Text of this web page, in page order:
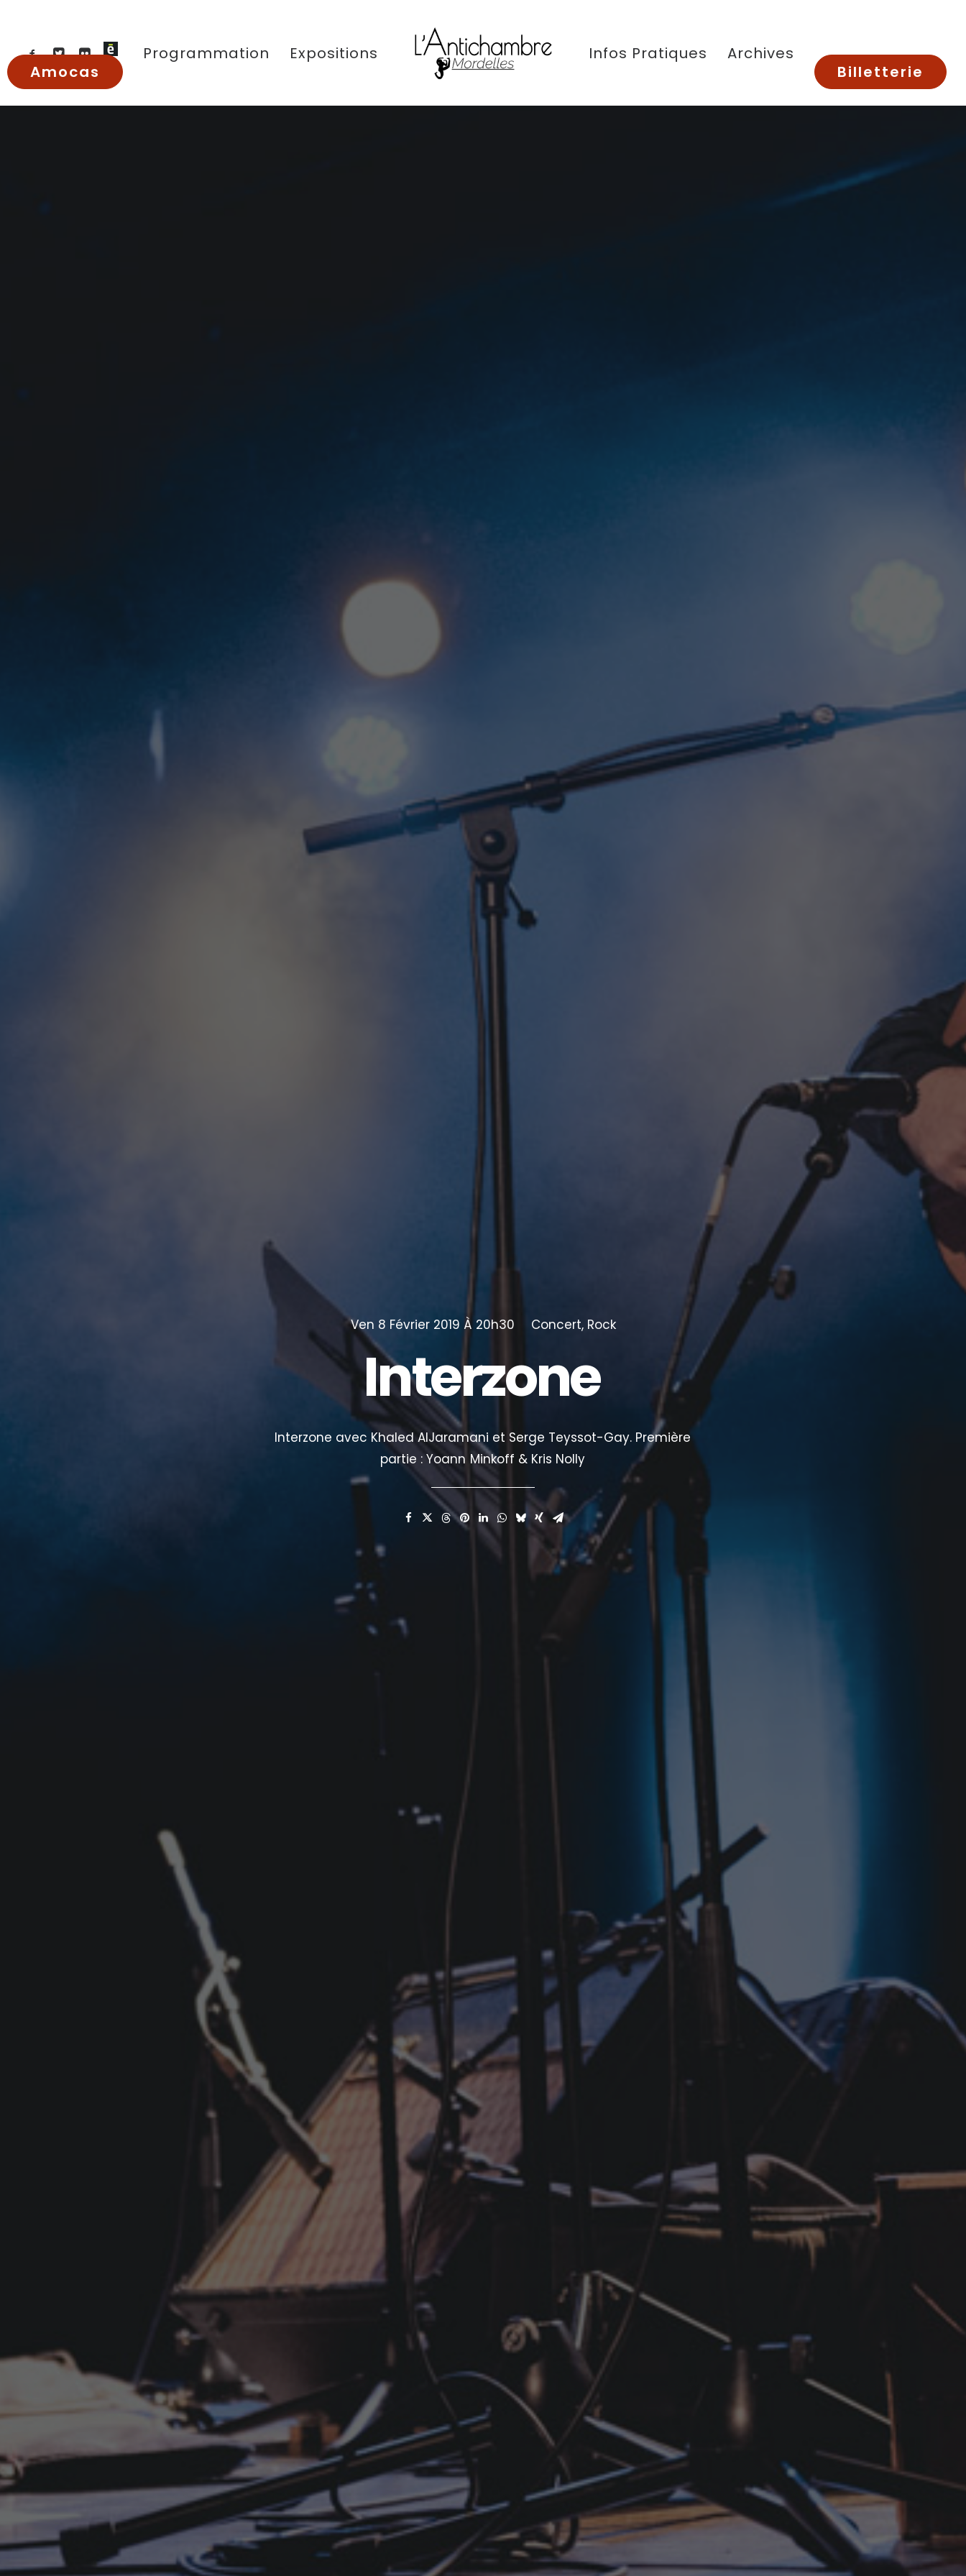
Amocas
Programmation Expositions Infos Pratiques
Archives
Billetterie
Ven 8 Février 2019 À 20h30 Concert, Rock
Interzone
Interzone avec Khaled AlJaramani et Serge Teyssot-Gay. Première
partie : Yoann Minkoff & Kris Nolly